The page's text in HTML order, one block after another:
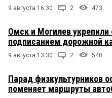
9 августа 16:30 2 473
Омск и Могилев укрепили
подписанием дорожной
9 августа 13:30 2 540
Парад физкультурников
поменяет маршруты